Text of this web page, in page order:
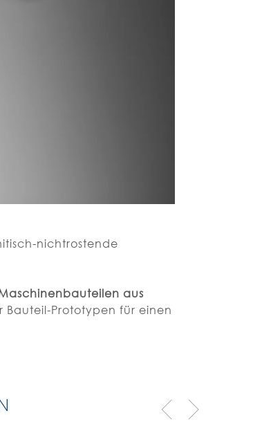
nichtrostende
aus
Bauteil-Prototypen für einen